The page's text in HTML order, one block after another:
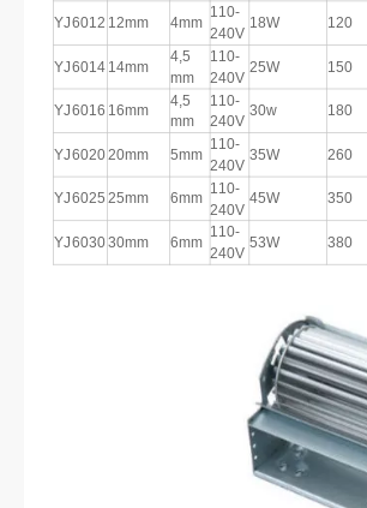
YJ6012 12mm 4mm
110-
240V
18W 120
YJ6014 14mm
4,5
mm
110-
240V
25W 150
YJ6016 16mm
4,5
mm
110-
240V
30w 180
YJ6020 20mm 5mm
110-
240V
35W 260
YJ6025 25mm 6mm
110-
240V
45W 350
YJ603030mm 6mm
110-
240V
53W 380